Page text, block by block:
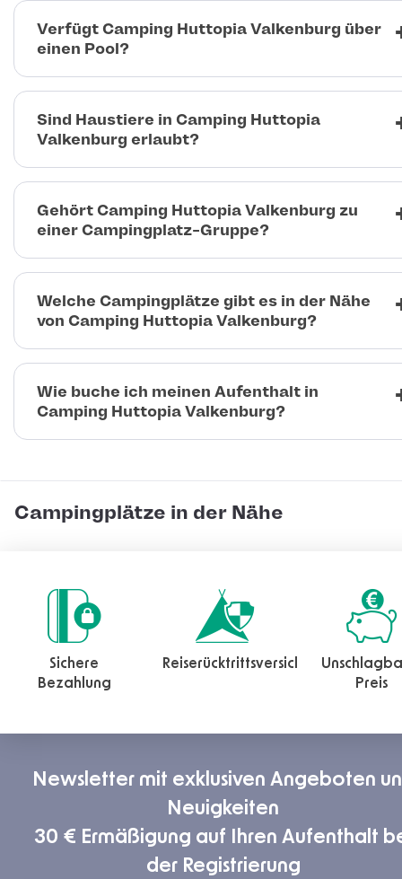
Verfügt Camping Huttopia Valkenburg über
einen Pool?
Sind Haustiere in Camping Huttopia
Valkenburg erlaubt?
Gehört Camping Huttopia Valkenburg zu
einer Campingplatz-Gruppe?
Welche Campingplätze gibt es in der Nähe
von Camping Huttopia Valkenburg?
Wie buche ich meinen Aufenthalt in
Camping Huttopia Valkenburg?
Campingplätze in der Nähe
Sichere
Bezahlung
Reiserücktrittsversicherung
Preis
Newsletter mit exklusiven Angeboten
Neuigkeiten
30 € Ermäßigung auf Ihren Aufenthalt
der Registrierung